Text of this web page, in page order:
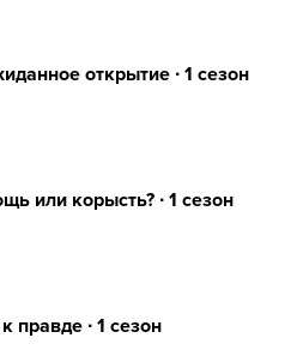
открытие ∙ 1 сезон
или корысть? ∙ 1 сезон
правде ∙ 1 сезон